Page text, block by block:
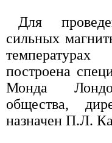
Для
сильных
построена
Монда
общества,
назначен П.Л.